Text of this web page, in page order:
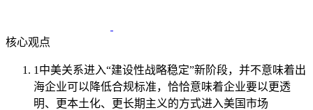
核心观点
1 中美关系进入“建设性战略稳定”新阶段，并不意味着出
海企业可以降低合规标准，恰恰意味着企业要以更透
明、更本土化、更长期主义的方式进入美国市场